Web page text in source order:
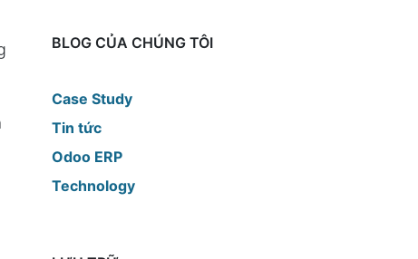
BLOG CỦA CHÚNG TÔI
Case Study
Tin tức
Odoo ERP
Technology